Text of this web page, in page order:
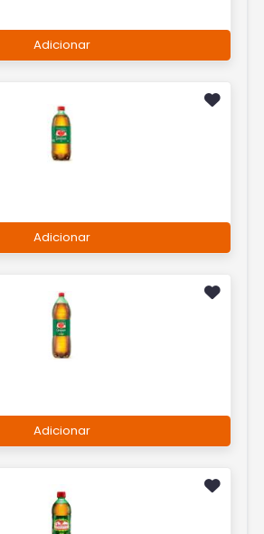
Adicionar
Adicionar
Adicionar